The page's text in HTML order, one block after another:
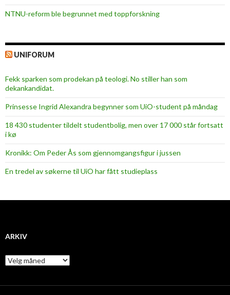
NTNU-reform ble begrunnet med toppforskning
UNIFORUM
Fekk sparken som prodekan på teologi. No stiller han som
dekankandidat.
Prinsesse Ingrid Alexandra begynner som UiO-student på måndag
18 430 studenter tildelt studentbolig, men over 17 000 står fortsatt
i kø
Kronikk: Om Peder Ås som gjennomgangsfigur i jussen
En tredel av søkerne til UiO har fått studieplass
ARKIV
A
r
i